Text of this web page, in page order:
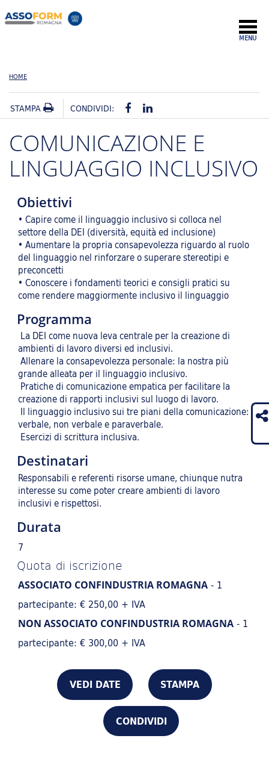
MENU
HOME
STAMPA CONDIVIDI:
COMUNICAZIONE E
LINGUAGGIO INCLUSIVO
Obiettivi
• Capire come il linguaggio inclusivo si colloca nel
settore della DEI (diversità, equità ed inclusione)
• Aumentare la propria consapevolezza riguardo al ruolo
del linguaggio nel rinforzare o superare stereotipi e
preconcetti
• Conoscere i fondamenti teorici e consigli pratici su
come rendere maggiormente inclusivo il linguaggio
Programma
La DEI come nuova leva centrale per la creazione di
ambienti di lavoro diversi ed inclusivi.
Allenare la consapevolezza personale: la nostra più
grande alleata per il linguaggio inclusivo.
Pratiche di comunicazione empatica per facilitare la
creazione di rapporti inclusivi sul luogo di lavoro.
Il linguaggio inclusivo sui tre piani della comunicazione:
verbale, non verbale e paraverbale.
Esercizi di scrittura inclusiva.
Destinatari
Responsabili e referenti risorse umane, chiunque nutra
interesse su come poter creare ambienti di lavoro
inclusivi e rispettosi.
Durata
7
Quota di iscrizione
ASSOCIATO CONFINDUSTRIA ROMAGNA - 1
partecipante: € 250,00 + IVA
NON ASSOCIATO CONFINDUSTRIA ROMAGNA - 1
partecipante: € 300,00 + IVA
VEDI DATE STAMPA
CONDIVIDI